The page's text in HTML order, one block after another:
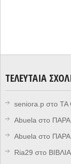
ΤΕΛΕΥΤΑΊΑ
seniora.p στο ΤΑ
Abuela στο
Abuela στο
Ria29 στο